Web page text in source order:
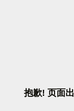
抱歉! 页面出